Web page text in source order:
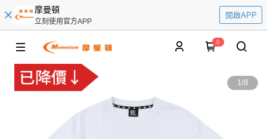
摩曼頓
立刻使用官方APP
開啟APP
0
1/8